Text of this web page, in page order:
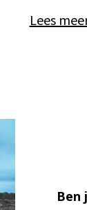
Lees
Ben